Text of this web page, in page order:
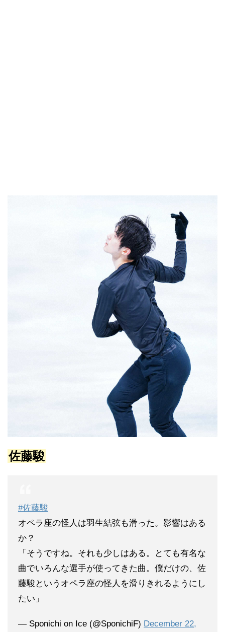
佐藤駿
#佐藤駿
オペラ座の怪人は羽生結弦も滑った。影響はある
か？
「そうですね。それも少しはある。とても有名な
曲でいろんな選手が使ってきた曲。僕だけの、佐
藤駿というオペラ座の怪人を滑りきれるようにし
たい」
— Sponichi on Ice (@SponichiF) December 22,